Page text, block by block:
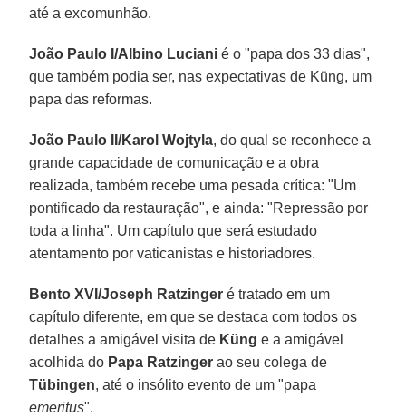
até a excomunhão.
João Paulo I/Albino Luciani é o "papa dos 33 dias",
que também podia ser, nas expectativas de Küng, um
papa das reformas.
João Paulo II/Karol Wojtyla, do qual se reconhece a
grande capacidade de comunicação e a obra
realizada, também recebe uma pesada crítica: "Um
pontificado da restauração", e ainda: "Repressão por
toda a linha". Um capítulo que será estudado
atentamento por vaticanistas e historiadores.
Bento XVI/Joseph Ratzinger é tratado em um
capítulo diferente, em que se destaca com todos os
detalhes a amigável visita de Küng e a amigável
acolhida do Papa Ratzinger ao seu colega de
Tübingen, até o insólito evento de um "papa
emeritus".